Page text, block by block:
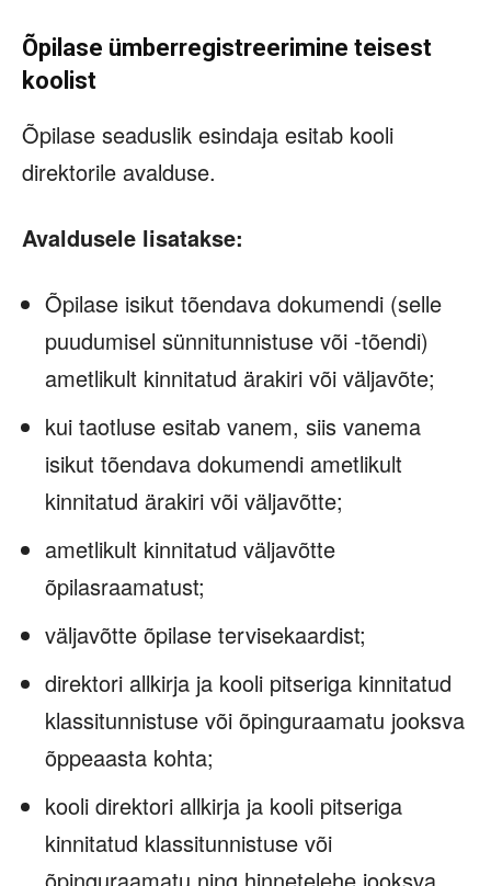
Õpilase ümberregistreerimine teisest
koolist
Õpilase seaduslik esindaja esitab kooli
direktorile avalduse.
Avaldusele lisatakse:
Õpilase isikut tõendava dokumendi (selle
puudumisel sünnitunnistuse või -tõendi)
ametlikult kinnitatud ärakiri või väljavõte;
kui taotluse esitab vanem, siis vanema
isikut tõendava dokumendi ametlikult
kinnitatud ärakiri või väljavõtte;
ametlikult kinnitatud väljavõtte
õpilasraamatust;
väljavõtte õpilase tervisekaardist;
direktori allkirja ja kooli pitseriga kinnitatud
klassitunnistuse või õpinguraamatu jooksva
õppeaasta kohta;
kooli direktori allkirja ja kooli pitseriga
kinnitatud klassitunnistuse või